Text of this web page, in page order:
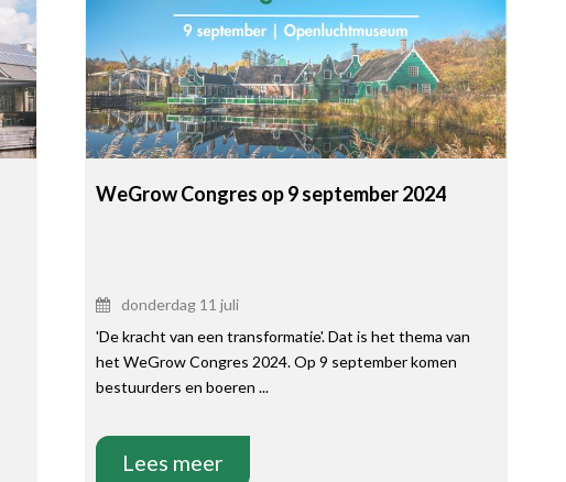
WeGrow Congres op 9 september 2024
donderdag 11 juli
'De kracht van een transformatie'. Dat is het thema van
het WeGrow Congres 2024. Op 9 september komen
bestuurders en boeren ...
Lees meer